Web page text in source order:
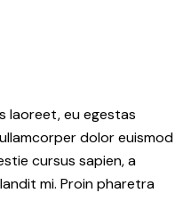
laoreet, eu egestas
dolor euismod
cursus sapien, a
mi. Proin pharetra